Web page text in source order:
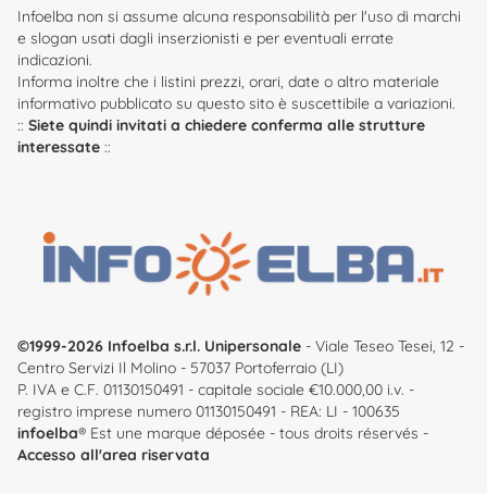
Infoelba non si assume alcuna responsabilità per l'uso di marchi
e slogan usati dagli inserzionisti e per eventuali errate
indicazioni.
Informa inoltre che i listini prezzi, orari, date o altro materiale
informativo pubblicato su questo sito è suscettibile a variazioni.
:: Siete quindi invitati a chiedere conferma alle strutture
interessate ::
©1999-2026 Infoelba s.r.l. Unipersonale - Viale Teseo Tesei, 12 -
Centro Servizi Il Molino - 57037 Portoferraio (LI)
P. IVA e C.F. 01130150491 - capitale sociale €10.000,00 i.v. -
registro imprese numero 01130150491 - REA: LI - 100635
infoelba® Est une marque déposée - tous droits réservés -
Accesso all'area riservata